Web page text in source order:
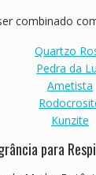
combinado
Quartzo
Pedra da
Ametista
Kunzite
para